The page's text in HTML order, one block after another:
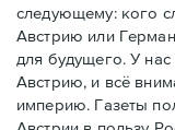
следующему: кого
Австрию или
для будущего. У
Австрию, и всё
империю. Газеты